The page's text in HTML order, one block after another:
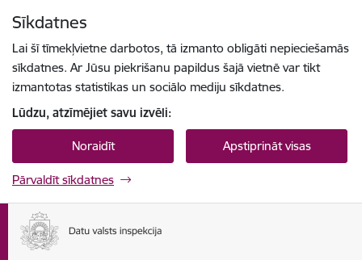
Sīkdatnes
Lai šī tīmekļvietne darbotos, tā izmanto obligāti nepieciešamās
sīkdatnes. Ar Jūsu piekrišanu papildus šajā vietnē var tikt
izmantotas statistikas un sociālo mediju sīkdatnes.
Lūdzu, atzīmējiet savu izvēli:
Noraidīt Apstiprināt visas
Pārvaldīt sīkdatnes